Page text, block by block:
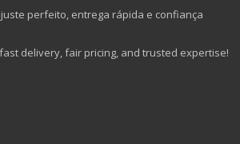
perfeito, entrega rápida e confiança
delivery, fair pricing, and trusted expertise!